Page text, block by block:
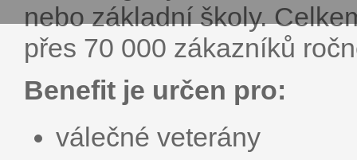
nebo základní školy.
přes 70 000 zákazní­ků
Benefit je určen pro:
válečné veterány